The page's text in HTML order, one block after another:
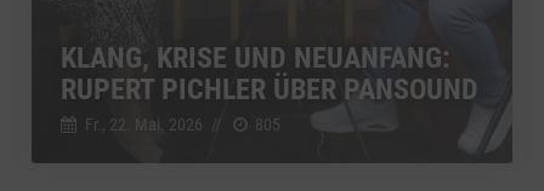
KLANG, KRISE UND NEUANFANG:
RUPERT PICHLER ÜBER PANSOUND
Fr., 22. Mai. 2026 // 805